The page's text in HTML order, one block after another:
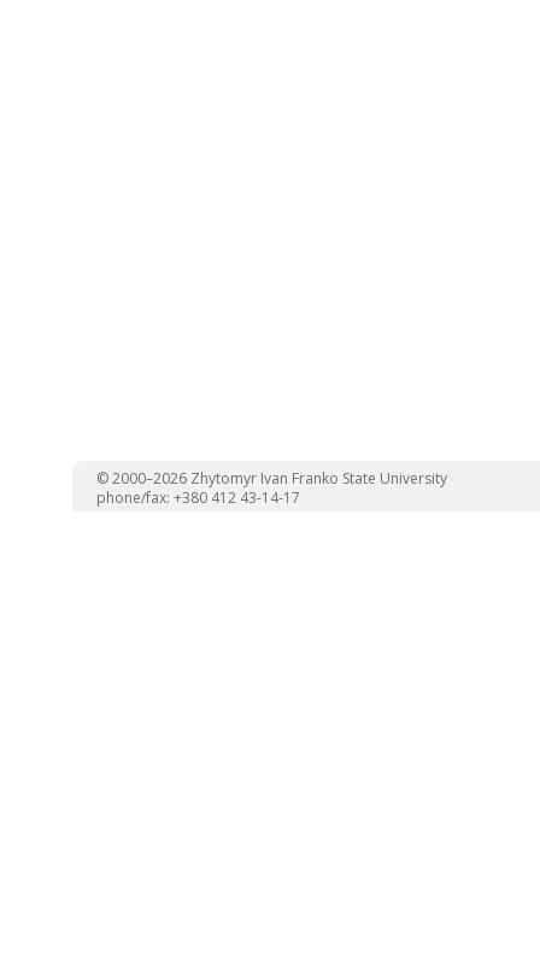
© 2000–2026 Zhytomyr Ivan Franko State University
phone/fax: +380 412 43-14-17